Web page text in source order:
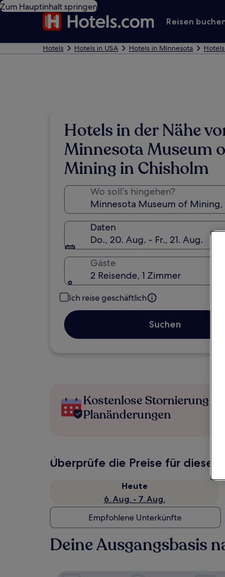
Zum Hauptinhalt springen
Reisen
Hotels Hotels in USA Hotels in Minnesota
Hotels in der Nähe
Minnesota Museum
Mining in Chisholm
Wo soll’s hingehen?
Daten
Do., 20. Aug. - Fr., 21. Aug.
Gäste
2 Reisende, 1 Zimmer
Ich reise geschäftlich
Suchen
Kostenlose Stornierung bei
Planänderungen
Überprüfe die Preise für diese
Heute
6. Aug. - 7. Aug.
Empfohlene Unterkünfte
Deine Ausgangsbasis